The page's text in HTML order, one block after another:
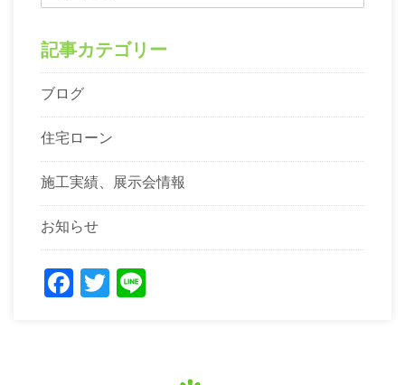
記事カテゴリー
ブログ
住宅ローン
施工実績、展示会情報
お知らせ
Facebook
Twitter